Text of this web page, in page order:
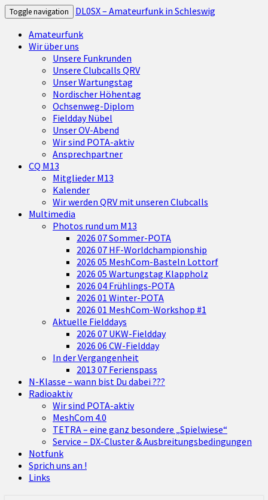
Toggle navigation
DL0SX – Amateurfunk in Schleswig
Amateurfunk
Wir über uns
Unsere Funkrunden
Unsere Clubcalls QRV
Unser Wartungstag
Nordischer Höhentag
Ochsenweg-Diplom
Fieldday Nübel
Unser OV-Abend
Wir sind POTA-aktiv
Ansprechpartner
CQ M13
Mitglieder M13
Kalender
Wir werden QRV mit unseren Clubcalls
Multimedia
Photos rund um M13
2026 07 Sommer-POTA
2026 07 HF-Worldchampionship
2026 05 MeshCom-Basteln Lottorf
2026 05 Wartungstag Klappholz
2026 04 Frühlings-POTA
2026 01 Winter-POTA
2026 01 MeshCom-Workshop #1
Aktuelle Fielddays
2026 07 UKW-Fieldday
2026 06 CW-Fieldday
In der Vergangenheit
2013 07 Ferienspass
N-Klasse – wann bist Du dabei ???
Radioaktiv
Wir sind POTA-aktiv
MeshCom 4.0
TETRA – eine ganz besondere „Spielwiese“
Service – DX-Cluster & Ausbreitungsbedingungen
Notfunk
Sprich uns an !
Links